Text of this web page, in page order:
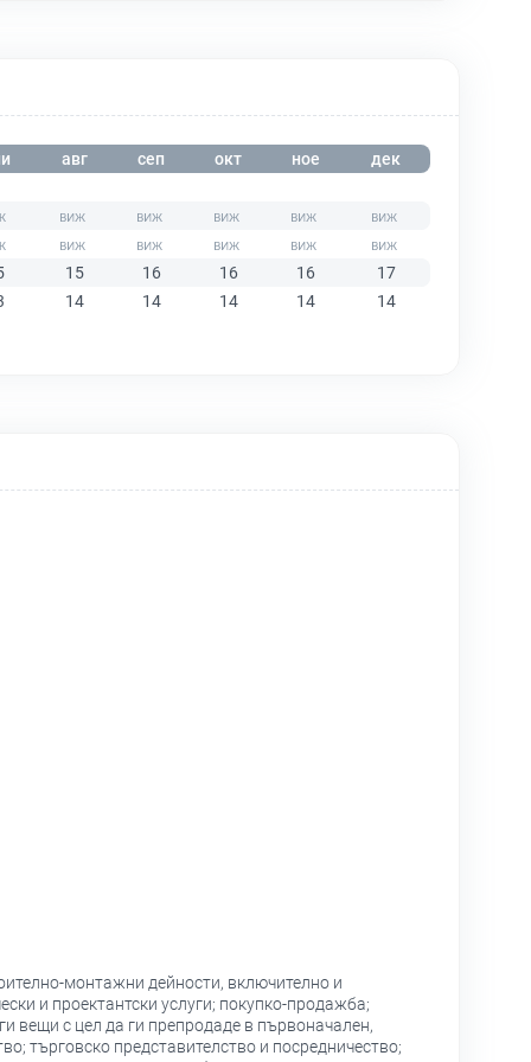
авг сеп окт ное дек
15 16 16 16
17
14 14 14 14 14
монтажни дейности, включително и
и проектантски услуги; покупко-продажба;
вещи с цел да ги препродаде в първоначален,
търговско представителство и посредничество;